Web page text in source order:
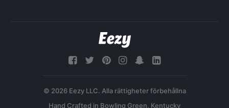
© 2026 Eezy LLC. Alla rättigheter förbehållna